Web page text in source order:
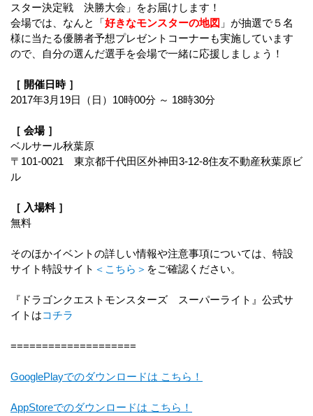
スター決定戦 決勝大会」をお届けします！
会場では、なんと「好きなモンスターの地図 」が抽選で５名
様に当たる優勝者予想プレゼントコーナーも実施しています
ので、自分の選んだ選手を会場で一緒に応援しましょう！
［ 開催日時 ］
2017年3月19日（日）10時00分 ～ 18時30分
［ 会場 ］
ベルサール秋葉原
〒101-0021 東京都千代田区外神田3-12-8住友不動産秋葉原ビ
ル
［ 入場料 ］
無料
そのほかイベントの詳しい情報や注意事項については、特設
サイト特設サイト ＜こちら＞ をご確認ください。
『ドラゴンクエストモンスターズ スーパーライト』公式サ
イトはコチラ
====================
GooglePlayでのダウンロードは こちら！
AppStoreでのダウンロードは こちら！